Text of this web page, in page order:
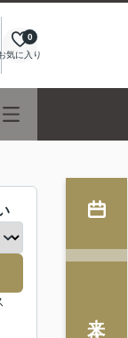
気に入り
0
来店予約